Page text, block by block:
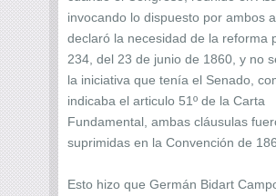
invocando lo dispuesto por ambos
declaró la necesidad de la reforma
234, del 23 de junio de 1860, y no
la iniciativa que tenía el Senado,
indicaba el articulo 51º de la Carta
Fundamental, ambas cláusulas
suprimidas en la Convención de
Esto hizo que Germán Bidart